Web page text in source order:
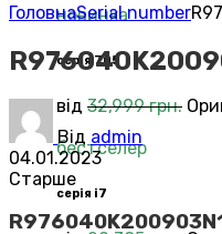
новинка
серія 705
від 32,999грн.
бестселер
серія i7
ГоловнаSerial number
Від admin
04.01.2023
Старше